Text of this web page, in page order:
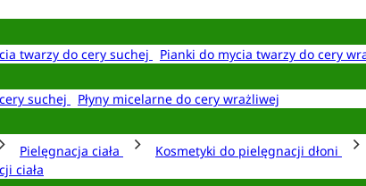
twarzy do cery suchej
Pianki do mycia twarzy do cery
suchej
Płyny micelarne do cery wrażliwej
Pielęgnacja ciała Kosmetyki do pielęgnacji dłoni
ciała